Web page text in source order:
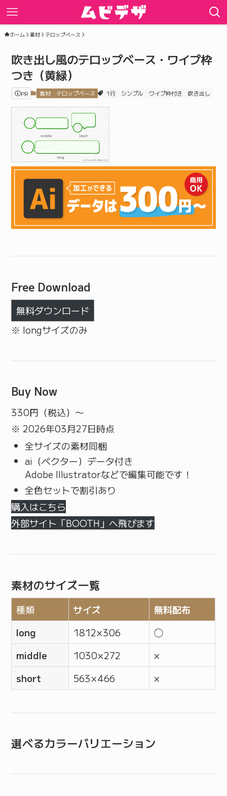
ホーム 素材 テロップベース
吹き出し風のテロップベース・ワイプ枠
つき（黄緑）
PR 素材 テロップベース 1行 シンプル ワイプ枠付き 吹き出し
Free Download
無料ダウンロード
※ longサイズのみ
Buy Now
330円（税込）〜
※ 2026年03月27日時点
全サイズの素材同梱
ai（ベクター）データ付き
Adobe Illustratorなどで編集可能です！
全色セットで割引あり
購入はこちら
外部サイト「BOOTH」へ飛びます
素材のサイズ一覧
種類 サイズ
無料配布
long
1812 × 306
◯
middle
1030 × 272
×
short
563 × 466 ×
選べるカラーバリエーション